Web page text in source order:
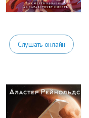
Слушать онлайн